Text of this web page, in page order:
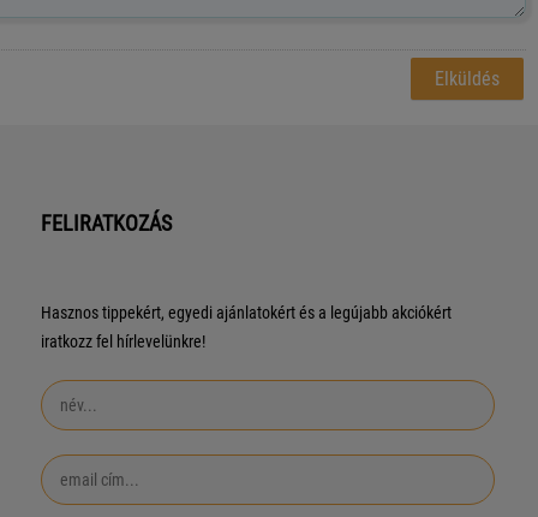
FELIRATKOZÁS
Hasznos tippekért, egyedi ajánlatokért és a legújabb akciókért
iratkozz fel hírlevelünkre!